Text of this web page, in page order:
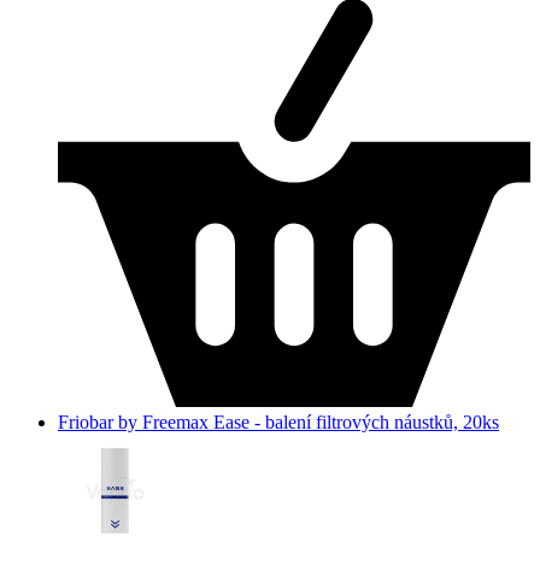
Friobar by Freemax Ease - balení filtrových náustků, 20ks